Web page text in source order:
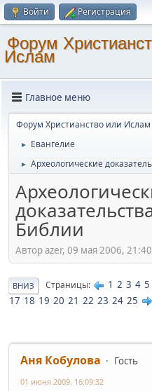
Войти Регистрация
Форум
Ислам
Главное меню
Форум Христианство или Ислам
► Евангелие
► Археологические
Библии
Автор azer, 09 мая 2006,
ВНИЗ Страницы 1 2 3 4 5
17 18 19 20 21 22 23 24 25
Аня Кобулова
Гость
01 июня 2009, 16:09:32